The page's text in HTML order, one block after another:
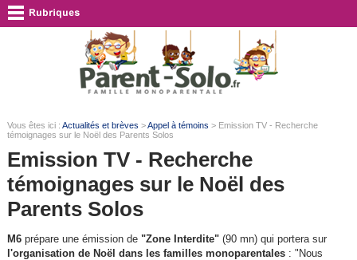
Vous êtes ici : Actualités et brèves >Appel à témoins > Emission TV - Recherche
témoignages sur le Noël des Parents Solos
Emission TV - Recherche
témoignages sur le Noël des
Parents Solos
M6prépare une émission de "Zone Interdite"(90 mn) qui portera sur
l'organisation de Noël dans les familles monoparentales: "Nous